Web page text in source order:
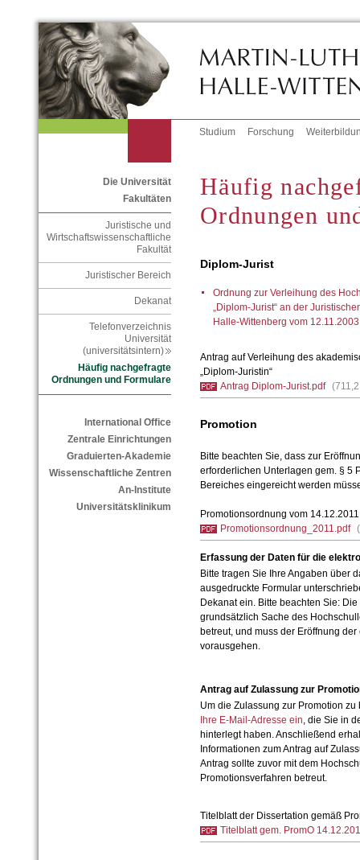
Studium Forschung
Die Universität
Fakultäten
Juristische und
Wirtschaftswissenschaftliche
Fakultät
Juristischer Bereich
Dekanat
Telefonverzeichnis
Universität
(universitätsintern)
Häufig nachgefragte
Ordnungen und Formulare
International Office
Zentrale Einrichtungen
Graduierten-Akademie
Wissenschaftliche Zentren
An-Institute
Universitätsklinikum
Häufig
Ordnungen
Diplom-Jurist
Ordnung zur Verleihung des
„Diplom-Jurist“ an der
Halle-Wittenberg vom 12.11.2003
Antrag auf Verleihung des
„Diplom-Juristin“
Antrag Diplom-Jurist.pdf
Promotion
Bitte beachten Sie, dass zur
erforderlichen Unterlagen gem. § 5
Bereiches eingereicht werden
Promotionsordnung vom 14.12.2011
Promotionsordnung_2011.pdf
Erfassung der Daten für die
Bitte tragen Sie Ihre Angaben über
ausgedruckte Formular
Dekanat ein. Bitte beachten Sie:
grundsätzlich Sache des
betreut, und muss der Eröffnung
vorausgehen.
Antrag auf Zulassung zur
Um die Zulassung zur Promotion
Ihre E-Mail-Adresse ein , die Sie in
hinterlegt haben. Anschließend
Informationen zum Antrag auf
Antrag sollte zuvor mit dem
Promotionsverfahren betreut.
Titelblatt der Dissertation gemäß
Titelblatt gem. PromO